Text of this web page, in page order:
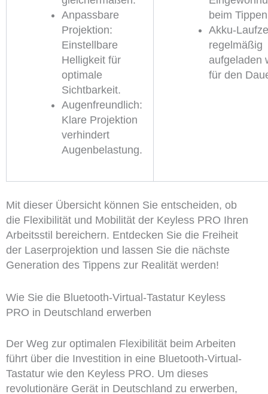
Anpassbare
Projektion:
Einstellbare
Helligkeit für
optimale
Sichtbarkeit.
Augenfreundlich:
Klare Projektion
verhindert
Augenbelastung.
beim
Akku-
regelmäßig
aufgeladen
für den
Mit dieser Übersicht können Sie entscheiden, ob
die Flexibilität und Mobilität der Keyless PRO Ihren
Arbeitsstil bereichern. Entdecken Sie die Freiheit
der Laserprojektion und lassen Sie die nächste
Generation des Tippens zur Realität werden!
Wie Sie die Bluetooth-Virtual-Tastatur Keyless
PRO in Deutschland erwerben
Der Weg zur optimalen Flexibilität beim Arbeiten
führt über die Investition in eine Bluetooth-Virtual-
Tastatur wie den Keyless PRO. Um dieses
revolutionäre Gerät in Deutschland zu erwerben,